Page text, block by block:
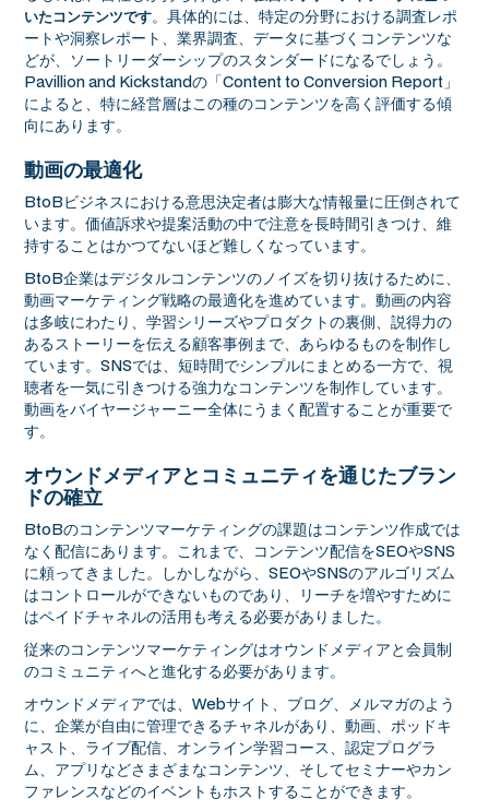
いたコンテンツです。具体的には、特定の分野における調査レポ
ートや洞察レポート、業界調査、データに基づくコンテンツな
どが、ソートリーダーシップのスタンダードになるでしょう。
Pavillion and Kickstandの「Content to Conversion Report」
によると、特に経営層はこの種のコンテンツを高く評価する傾
向にあります。
動画の最適化
BtoBビジネスにおける意思決定者は膨大な情報量に圧倒されて
います。価値訴求や提案活動の中で注意を長時間引きつけ、維
持することはかつてないほど難しくなっています。
BtoB企業はデジタルコンテンツのノイズを切り抜けるために、
動画マーケティング戦略の最適化を進めています。動画の内容
は多岐にわたり、学習シリーズやプロダクトの裏側、説得力の
あるストーリーを伝える顧客事例まで、あらゆるものを制作し
ています。SNSでは、短時間でシンプルにまとめる一方で、視
聴者を一気に引きつける強力なコンテンツを制作しています。
動画をバイヤージャーニー全体にうまく配置することが重要で
す。
オウンドメディアとコミュニティを通じたブラン
ドの確立
BtoBのコンテンツマーケティングの課題はコンテンツ作成では
なく配信にあります。これまで、コンテンツ配信をSEOやSNS
に頼ってきました。しかしながら、SEOやSNSのアルゴリズム
はコントロールができないものであり、リーチを増やすために
はペイドチャネルの活用も考える必要がありました。
従来のコンテンツマーケティングはオウンドメディアと会員制
のコミュニティへと進化する必要があります。
オウンドメディアでは、Webサイト、ブログ、メルマガのよう
に、企業が自由に管理できるチャネルがあり、動画、ポッドキ
ャスト、ライブ配信、オンライン学習コース、認定プログラ
ム、アプリなどさまざまなコンテンツ、そしてセミナーやカン
ファレンスなどのイベントもホストすることができます。